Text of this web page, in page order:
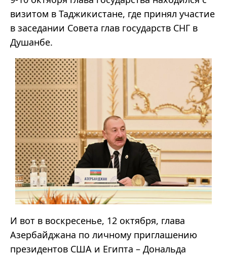
визитом в Таджикистане, где принял участие
в заседании Совета глав государств СНГ в
Душанбе.
И вот в воскресенье, 12 октября, глава
Азербайджана по личному приглашению
президентов США и Египта – Дональда